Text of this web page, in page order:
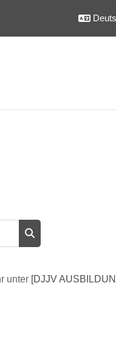
Kurse suchen
unter [DJJV